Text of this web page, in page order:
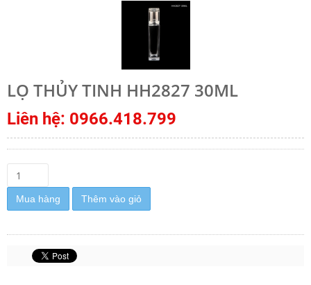
LỌ THỦY TINH HH2827 30ML
Liên hệ: 0966.418.799
Mua hàng Thêm vào giỏ